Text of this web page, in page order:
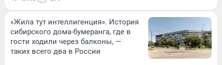
«Жила тут интеллигенция». История
сибирского дома-бумеранга, где в
гости ходили через балконы, —
таких всего два в России